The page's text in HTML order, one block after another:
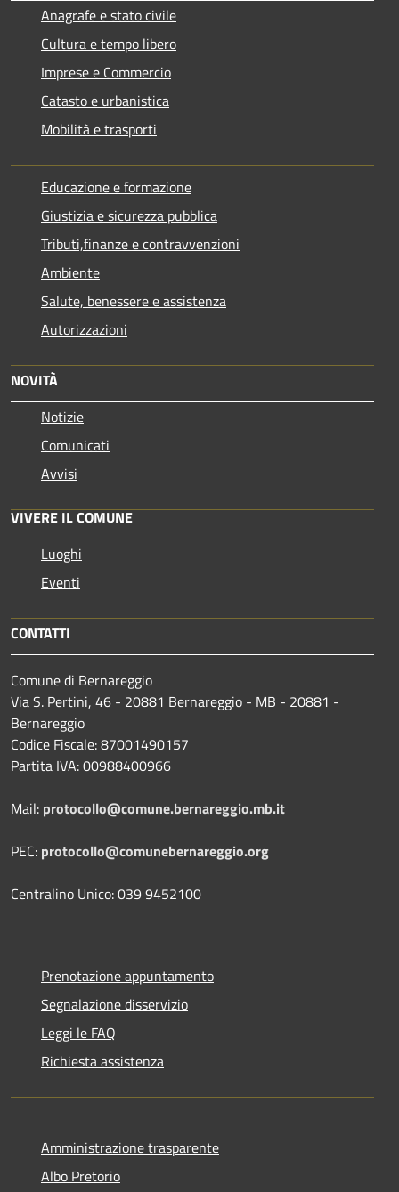
Anagrafe e stato civile
Cultura e tempo libero
Imprese e Commercio
Catasto e urbanistica
Mobilità e trasporti
Educazione e formazione
Giustizia e sicurezza pubblica
Tributi,finanze e contravvenzioni
Ambiente
Salute, benessere e assistenza
Autorizzazioni
NOVITÀ
Notizie
Comunicati
Avvisi
VIVERE IL COMUNE
Luoghi
Eventi
CONTATTI
Comune di Bernareggio
Via S. Pertini, 46 - 20881 Bernareggio - MB - 20881 -
Bernareggio
Codice Fiscale: 87001490157
Partita IVA: 00988400966
Mail: protocollo@comune.bernareggio.mb.it
PEC: protocollo@comunebernareggio.org
Centralino Unico: 039 9452100
Prenotazione appuntamento
Segnalazione disservizio
Leggi le FAQ
Richiesta assistenza
Amministrazione trasparente
Albo Pretorio